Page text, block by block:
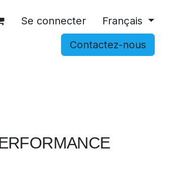
Se connecter
Français
Contactez-nous